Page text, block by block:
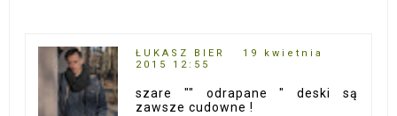
ŁUKASZ BIER
19 kwietnia
2015 12:55
szare "" odrapane " deski są
zawsze cudowne !